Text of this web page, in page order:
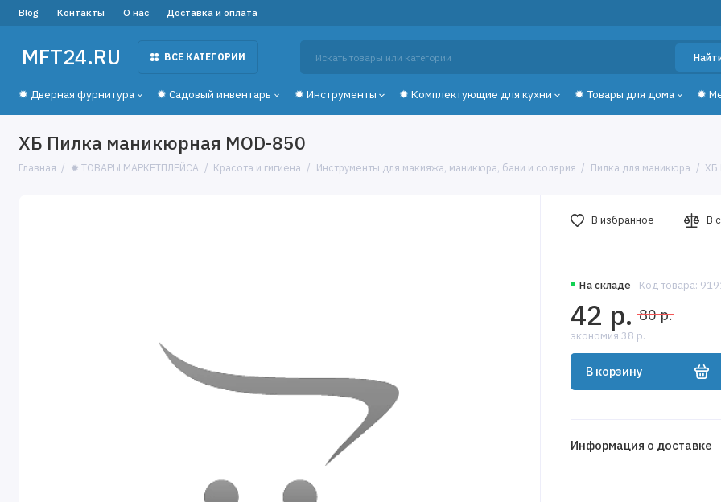
Blog Контакты О нас Доставка и оплата
MFT24.RU ВСЕ КАТЕГОРИИ
✹ Дверная фурнитура ✹ Садовый инвентарь ✹ Инструменты ✹ Комплектующие для кухни ✹ Товары для дома ✹
ХБ Пилка маникюрная MOD-850
Главная ✹ ТОВАРЫ МАРКЕТПЛЕЙСА Красота и гигиена Инструменты для макияжа, маникюра, бани и солярия Пилка для маникюра ХБ
На складе Код товара:
42 р. 80 р.
экономия 38 р.
В корзину
В избранное В
Информация о доставке